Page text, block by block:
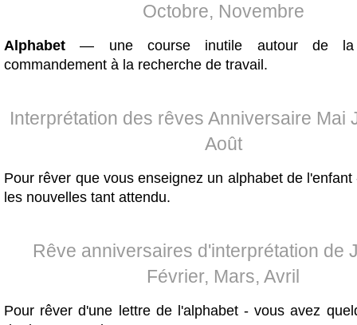
Octobre, Novembre
Alphabet — une course inutile autour de la
commandement à la recherche de travail.
Interprétation des rêves Anniversaire Mai
Août
Pour rêver que vous enseignez un alphabet de
les nouvelles tant attendu.
Rêve anniversaires d'interprétation de
Février, Mars, Avril
Pour rêver d'une lettre de l'alphabet - vous avez